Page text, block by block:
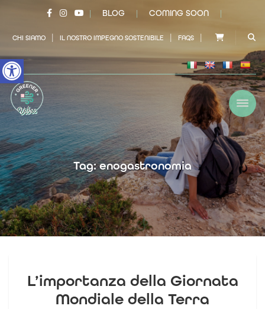
Open toolbar
BLOG COMING SOON
CHI SIAMO IL NOSTRO IMPEGNO SOSTENIBILE FAQS
Tag: enogastronomia
L’importanza della Giornata
Mondiale della Terra